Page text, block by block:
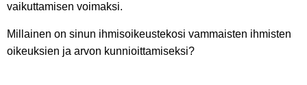
vaikuttamisen voimaksi.
Millainen on sinun ihmisoikeustekosi vammaisten ihmisten
oikeuksien ja arvon kunnioittamiseksi?